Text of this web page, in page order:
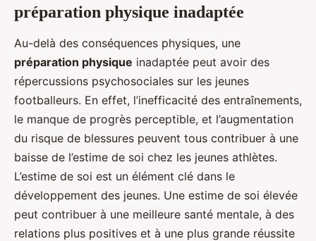
préparation physique inadaptée
Au-delà des conséquences physiques, une
préparation physique inadaptée peut avoir des
répercussions psychosociales sur les jeunes
footballeurs. En effet, l’inefficacité des entraînements,
le manque de progrès perceptible, et l’augmentation
du risque de blessures peuvent tous contribuer à une
baisse de l’estime de soi chez les jeunes athlètes.
L’estime de soi est un élément clé dans le
développement des jeunes. Une estime de soi élevée
peut contribuer à une meilleure santé mentale, à des
relations plus positives et à une plus grande réussite